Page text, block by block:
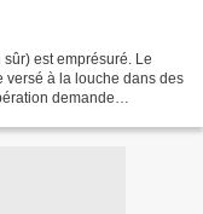
est emprésuré. Le
versé à la louche dans des
demande